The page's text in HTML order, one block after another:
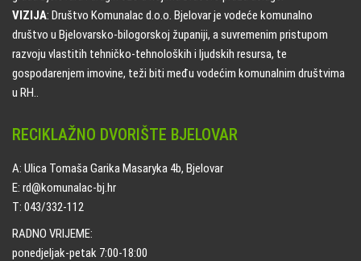
VIZIJA: Društvo Komunalac d.o.o. Bjelovar je vodeće komunalno
društvo u Bjelovarsko-bilogorskoj županiji, a suvremenim pristupom
razvoju vlastitih tehničko-tehnoloških i ljudskih resursa, te
gospodarenjem imovine, teži biti među vodećim komunalnim društvima
u RH..
RECIKLAŽNO DVORIŠTE BJELOVAR
A: Ulica Tomaša Garika Masaryka 4b, Bjelovar
E: rd@komunalac-bj.hr
T: 043/332-112
RADNO VRIJEME:
ponedjeljak-petak 7:00-18:00